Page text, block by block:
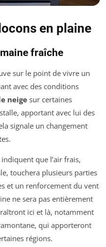
en plaine
fraîche
sur le point de vivre un
avec des conditions
neige sur certaines
apportant avec lui des
signale un changement
indiquent que l’air frais,
touchera plusieurs parties
et un renforcement du vent
ne sera pas entièrement
ici et là, notamment
qui apporteront
régions.